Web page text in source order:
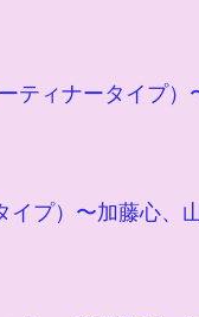
ティナータイプ）
プ）〜加藤心、